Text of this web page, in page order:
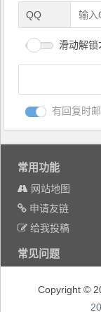
QQ
滑动解锁
有回复时
常用功能
网站地图
申请友链
给我投稿
常见问题
Copyright ©